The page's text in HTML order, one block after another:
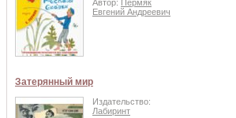
Автор: Пермяк
Евгений Андреевич
Затерянный мир
Издательство:
Лабиринт